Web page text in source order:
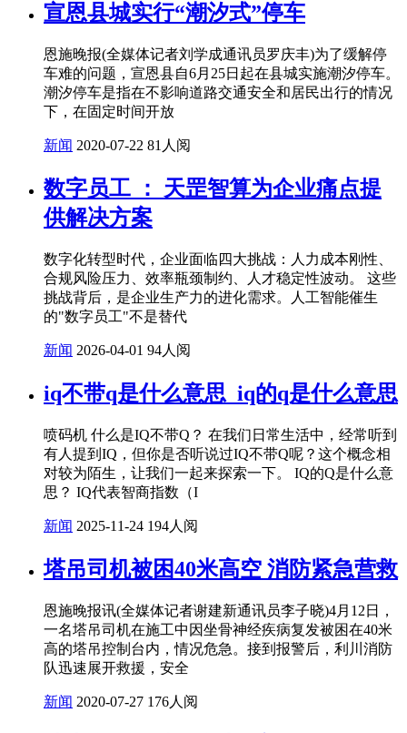
宣恩县城实行“潮汐式”停车
恩施晚报(全媒体记者刘学成通讯员罗庆丰)为了缓解停
车难的问题，宣恩县自6月25日起在县城实施潮汐停车。
潮汐停车是指在不影响道路交通安全和居民出行的情况
下，在固定时间开放
新闻 2020-07-22 81人阅
数字员工 ： 天罡智算为企业痛点提
供解决方案
数字化转型时代，企业面临四大挑战：人力成本刚性、
合规风险压力、效率瓶颈制约、人才稳定性波动。 这些
挑战背后，是企业生产力的进化需求。人工智能催生
的"数字员工"不是替代
新闻 2026-04-01 94人阅
iq不带q是什么意思_iq的q是什么意思
喷码机 什么是IQ不带Q？ 在我们日常生活中，经常听到
有人提到IQ，但你是否听说过IQ不带Q呢？这个概念相
对较为陌生，让我们一起来探索一下。 IQ的Q是什么意
思？ IQ代表智商指数（I
新闻 2025-11-24 194人阅
塔吊司机被困40米高空 消防紧急营救
恩施晚报讯(全媒体记者谢建新通讯员李子晓)4月12日，
一名塔吊司机在施工中因坐骨神经疾病复发被困在40米
高的塔吊控制台内，情况危急。接到报警后，利川消防
队迅速展开救援，安全
新闻 2020-07-27 176人阅